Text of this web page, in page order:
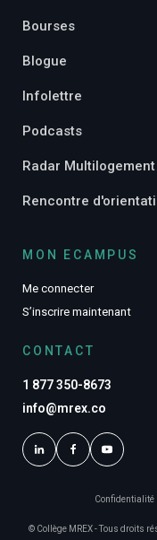
Bourses
Blogue
Infolettre
Podcasts
Radar Multilogement
Rencontre
MON ECAMPUS
Me connecter
S’inscrire maintenant
CONTACT
1 877 350-8673
info@mrex.co
© Collège MREX - Tous droits
Confidentialité